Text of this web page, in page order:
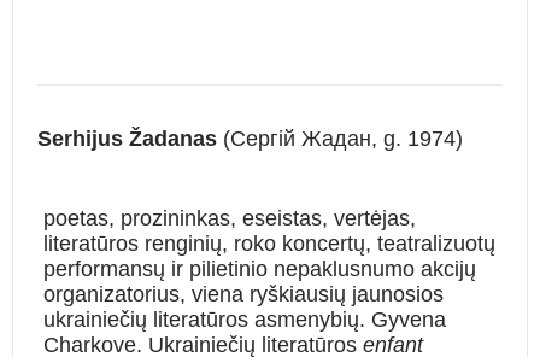
Serhijus Žadanas (Сергій Жадан, g. 1974)
poetas, prozininkas, eseistas, vertėjas,
literatūros renginių, roko koncertų, teatralizuotų
performansų ir pilietinio nepaklusnumo akcijų
organizatorius, viena ryškiausių jaunosios
ukrainiečių literatūros asmenybių. Gyvena
Charkove. Ukrainiečių literatūrosenfant